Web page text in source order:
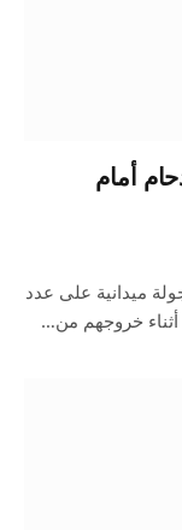
أمام
ميدانية على عدد
خروجهم من…